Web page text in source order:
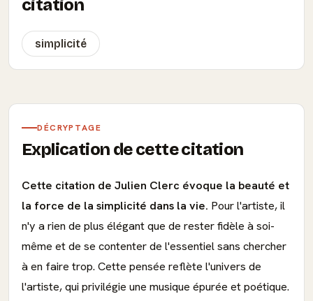
citation
simplicité
DÉCRYPTAGE
Explication de cette citation
Cette citation de Julien Clerc évoque la beauté et
la force de la simplicité dans la vie. Pour l'artiste, il
n'y a rien de plus élégant que de rester fidèle à soi-
même et de se contenter de l'essentiel sans chercher
à en faire trop. Cette pensée reflète l'univers de
l'artiste, qui privilégie une musique épurée et poétique.